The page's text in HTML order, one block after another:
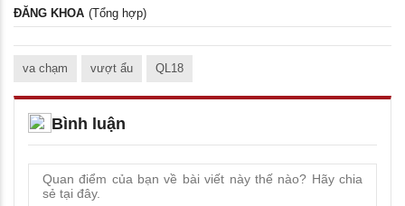
ĐĂNG KHOA (Tổng hợp)
va chạm vượt ẩu QL18
Bình luận